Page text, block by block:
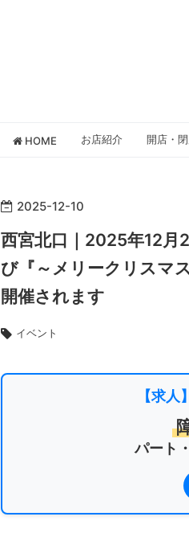
HOME お店紹介 開店・
2025-12-10
西宮北口｜2025年12月
び『～メリークリスマ
開催されます
イベント
【求
パート